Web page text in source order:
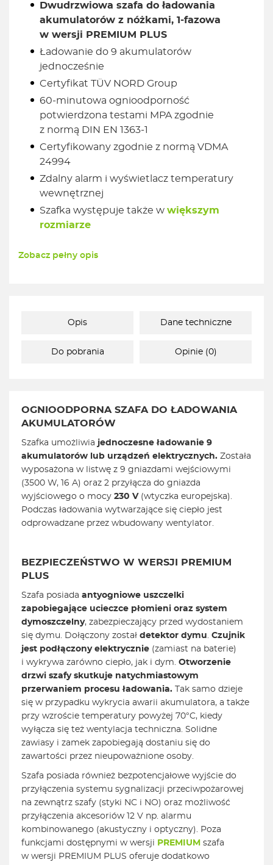
Dwudrzwiowa szafa do ładowania
akumulatorów z nóżkami, 1-fazowa
w wersji PREMIUM PLUS
Ładowanie do 9 akumulatorów
jednocześnie
Certyfikat TÜV NORD Group
60-minutowa ognioodporność
potwierdzona testami MPA zgodnie
z normą DIN EN 1363-1
Certyfikowany zgodnie z normą VDMA
24994
Zdalny alarm i wyświetlacz temperatury
wewnętrznej
Szafka występuje także w większym
rozmiarze
Zobacz pełny opis
Opis Dane techniczne
Do pobrania Opinie (0)
OGNIOODPORNA SZAFA DO ŁADOWANIA
AKUMULATORÓW
Szafka umożliwia jednoczesne ładowanie 9
akumulatorów lub urządzeń elektrycznych. Została
wyposażona w listwę z 9 gniazdami wejściowymi
(3500 W, 16 A) oraz 2 przyłącza do gniazda
wyjściowego o mocy 230 V (wtyczka europejska).
Podczas ładowania wytwarzające się ciepło jest
odprowadzane przez wbudowany wentylator.
BEZPIECZEŃSTWO W WERSJI PREMIUM
PLUS
Szafa posiada antyogniowe uszczelki
zapobiegające ucieczce płomieni oraz system
dymoszczelny, zabezpieczający przed wydostaniem
się dymu. Dołączony został detektor dymu. Czujnik
jest podłączony elektrycznie (zamiast na baterie)
i wykrywa zarówno ciepło, jak i dym. Otworzenie
drzwi szafy skutkuje natychmiastowym
przerwaniem procesu ładowania. Tak samo dzieje
się w przypadku wykrycia awarii akumulatora, a także
przy wzroście temperatury powyżej 70°C, kiedy
wyłącza się też wentylacja techniczna. Solidne
zawiasy i zamek zapobiegają dostaniu się do
zawartości przez nieupoważnione osoby.
Szafa posiada również bezpotencjałowe wyjście do
przyłączenia systemu sygnalizacji przeciwpożarowej
na zewnątrz szafy (styki NC i NO) oraz możliwość
przyłączenia akcesoriów 12 V np. alarmu
kombinowanego (akustyczny i optyczny). Poza
funkcjami dostępnymi w wersji PREMIUM szafa
w wersji PREMIUM PLUS oferuje dodatkowo